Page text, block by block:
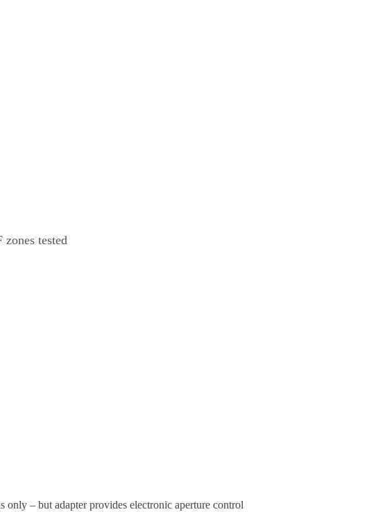
tested
only – but adapter provides electronic aperture control